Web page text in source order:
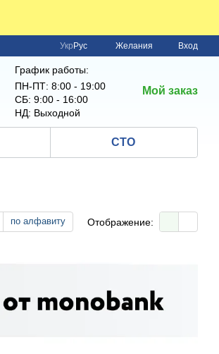
Укр Рус Желания Вход
График работы:
ПН-ПТ: 8:00 - 19:00
СБ: 9:00 - 16:00
НД: Выходной
Мой заказ
СТО
по алфавиту Отображение: